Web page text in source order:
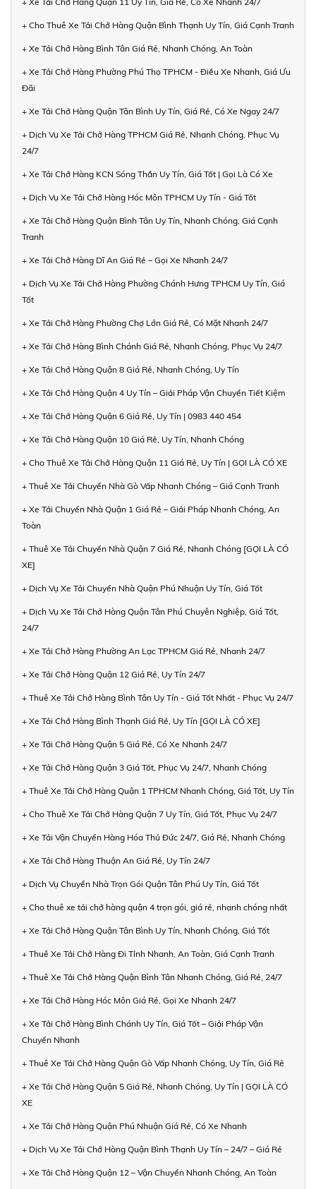
+ Cho Thuê Xe Tải Chở Hàng Quận Bình Thạnh Uy Tín, Giá Cạnh Tranh
+ Xe Tải Chở Hàng Bình Tân Giá Rẻ, Nhanh Chóng, An Toàn
+ Xe Tải Chở Hàng Phường Phú Thọ TPHCM - Điều Xe Nhanh, Giá Ưu
Đãi
+ Xe Tải Chở Hàng Quận Tân Bình Uy Tín, Giá Rẻ, Có Xe Ngay 24/7
+ Dịch Vụ Xe Tải Chở Hàng TPHCM Giá Rẻ, Nhanh Chóng, Phục Vụ
24/7
+ Xe Tải Chở Hàng KCN Sóng Thần Uy Tín, Giá Tốt | Gọi Là Có Xe
+ Dịch Vụ Xe Tải Chở Hàng Hóc Môn TPHCM Uy Tín - Giá Tốt
+ Xe Tải Chở Hàng Quận Bình Tân Uy Tín, Nhanh Chóng, Giá Cạnh
Tranh
+ Xe Tải Chở Hàng Dĩ An Giá Rẻ – Gọi Xe Nhanh 24/7
+ Dịch Vụ Xe Tải Chở Hàng Phường Chánh Hưng TPHCM Uy Tín, Giá
Tốt
+ Xe Tải Chở Hàng Phường Chợ Lớn Giá Rẻ, Có Mặt Nhanh 24/7
+ Xe Tải Chở Hàng Bình Chánh Giá Rẻ, Nhanh Chóng, Phục Vụ 24/7
+ Xe Tải Chở Hàng Quận 8 Giá Rẻ, Nhanh Chóng, Uy Tín
+ Xe Tải Chở Hàng Quận 4 Uy Tín – Giải Pháp Vận Chuyển Tiết Kiệm
+ Xe Tải Chở Hàng Quận 6 Giá Rẻ, Uy Tín | 0983 440 454
+ Xe Tải Chở Hàng Quận 10 Giá Rẻ, Uy Tín, Nhanh Chóng
+ Cho Thuê Xe Tải Chở Hàng Quận 11 Giá Rẻ, Uy Tín | GỌI LÀ CÓ XE
+ Thuê Xe Tải Chuyển Nhà Gò Vấp Nhanh Chóng – Giá Cạnh Tranh
+ Xe Tải Chuyển Nhà Quận 1 Giá Rẻ – Giải Pháp Nhanh Chóng, An
Toàn
+ Thuê Xe Tải Chuyển Nhà Quận 7 Giá Rẻ, Nhanh Chóng [GỌI LÀ CÓ
XE]
+ Dịch Vụ Xe Tải Chuyển Nhà Quận Phú Nhuận Uy Tín, Giá Tốt
+ Dịch Vụ Xe Tải Chở Hàng Quận Tân Phú Chuyên Nghiệp, Giá Tốt,
24/7
+ Xe Tải Chở Hàng Phường An Lạc TPHCM Giá Rẻ, Nhanh 24/7
+ Xe Tải Chở Hàng Quận 12 Giá Rẻ, Uy Tín 24/7
+ Thuê Xe Tải Chở Hàng Bình Tân Uy Tín - Giá Tốt Nhất - Phục Vụ 24/7
+ Xe Tải Chở Hàng Bình Thạnh Giá Rẻ, Uy Tín [GỌI LÀ CÓ XE]
+ Xe Tải Chở Hàng Quận 5 Giá Rẻ, Có Xe Nhanh 24/7
+ Xe Tải Chở Hàng Quận 3 Giá Tốt, Phục Vụ 24/7, Nhanh Chóng
+ Thuê Xe Tải Chở Hàng Quận 1 TPHCM Nhanh Chóng, Giá Tốt, Uy Tín
+ Cho Thuê Xe Tải Chở Hàng Quận 7 Uy Tín, Giá Tốt, Phục Vụ 24/7
+ Xe Tải Vận Chuyển Hàng Hóa Thủ Đức 24/7, Giá Rẻ, Nhanh Chóng
+ Xe Tải Chở Hàng Thuận An Giá Rẻ, Uy Tín 24/7
+ Dịch Vụ Chuyển Nhà Trọn Gói Quận Tân Phú Uy Tín, Giá Tốt
+ Cho thuê xe tải chở hàng quận 4 trọn gói, giá rẻ, nhanh chóng nhất
+ Xe Tải Chở Hàng Quận Tân Bình Uy Tín, Nhanh Chóng, Giá Tốt
+ Thuê Xe Tải Chở Hàng Đi Tỉnh Nhanh, An Toàn, Giá Cạnh Tranh
+ Thuê Xe Tải Chở Hàng Quận Bình Tân Nhanh Chóng, Giá Rẻ, 24/7
+ Xe Tải Chở Hàng Hóc Môn Giá Rẻ, Gọi Xe Nhanh 24/7
+ Xe Tải Chở Hàng Bình Chánh Uy Tín, Giá Tốt – Giải Pháp Vận
Chuyển Nhanh
+ Thuê Xe Tải Chở Hàng Quận Gò Vấp Nhanh Chóng, Uy Tín, Giá Rẻ
+ Xe Tải Chở Hàng Quận 5 Giá Rẻ, Nhanh Chóng, Uy Tín | GỌI LÀ CÓ
XE
+ Xe Tải Chở Hàng Quận Phú Nhuận Giá Rẻ, Có Xe Nhanh
+ Dịch Vụ Xe Tải Chở Hàng Quận Bình Thạnh Uy Tín – 24/7 – Giá Rẻ
+ Xe Tải Chở Hàng Quận 12 – Vận Chuyển Nhanh Chóng, An Toàn